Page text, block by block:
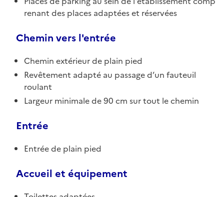
renant des places adaptées et réservées
Chemin vers l'entrée
Chemin extérieur de plain pied
Revêtement adapté au passage d’un fauteuil
roulant
Largeur minimale de 90 cm sur tout le chemin
Entrée
Entrée de plain pied
Accueil et équipement